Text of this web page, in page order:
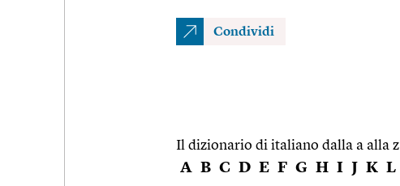
Condividi
Il dizionario di italiano dalla a alla z
A B C D E F G H I J K L